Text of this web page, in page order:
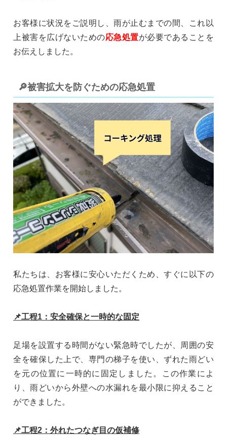
お客様に状況をご説明し、雨が止むまでの間、これ以
上被害を広げないための応急処置が必要であることを
お伝えしました。
🔎被害拡大を防ぐための応急処置
私たちは、お客様に安心いただくため、すぐに以下の
応急処置作業を開始しました。
📌工程1：安全確保と一時的な固定
足場を設置する時間がない緊急時でしたが、周囲の安
全を確保した上で、専門の梯子を使い、ずれた雨どい
を元の位置に一時的に固定しました。この作業によ
り、雨どいから外壁への水漏れを最小限に抑えること
ができました。
📌工程2：外れたつなぎ目の仮補修